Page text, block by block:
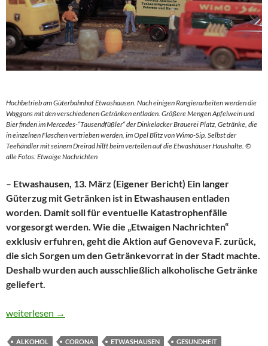
Hochbetrieb am Güterbahnhof Etwashausen. Nach einigen Rangierarbeiten werden die
Waggons mit den verschiedenen Getränken entladen. Größere Mengen Apfelwein und
Bier finden im Mercedes-“Tausendfüßler“ der Dinkelacker Brauerei Platz, Getränke, die
in einzelnen Flaschen vertrieben werden, im Opel Blitz von Wimo-Sip. Selbst der
Teehändler mit seinem Dreirad hilft beim verteilen auf die Etwashäuser Haushalte. ©
alle Fotos: Etwaige Nachrichten
– Etwashausen, 13. März (Eigener Bericht) Ein langer
Güterzug mit Getränken ist in Etwashausen entladen
worden. Damit soll für eventuelle Katastrophenfälle
vorgesorgt werden. Wie die „Etwaigen Nachrichten“
exklusiv erfuhren, geht die Aktion auf Genoveva F. zurück,
die sich Sorgen um den Getränkevorrat in der Stadt machte.
Deshalb wurden auch ausschließlich alkoholische Getränke
geliefert.
Getränke für eine lange Zeit
weiterlesen →
ALKOHOL CORONA ETWASHAUSEN
GESUNDHEIT